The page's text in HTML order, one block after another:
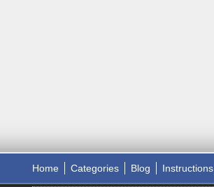
Home Categories Blog Instructions